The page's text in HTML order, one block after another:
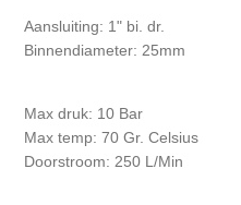
Aansluiting: 1" bi. dr.
Binnendiameter: 25mm
Max druk: 10 Bar
Max temp: 70 Gr. Celsius
Doorstroom: 250 L/Min